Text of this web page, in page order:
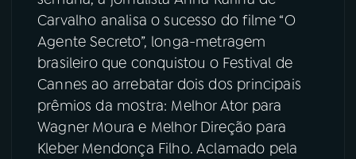
ÚLTIMAS
08FESTIVAL DE MÚSICA
ACOMPANHE A RÁDIO NACIONAL
YouTube Facebook
Carvalho analisa o sucesso do filme “O
Agente Secreto”, longa-metragem
brasileiro que conquistou o Festival de
Cannes ao arrebatar dois dos principais
prêmios da mostra: Melhor Ator para
Wagner Moura e Melhor Direção para
Kleber Mendonça Filho. Aclamado pela